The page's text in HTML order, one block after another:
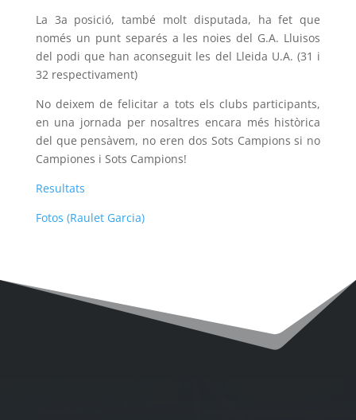
La 3a posició, també molt disputada, ha fet que
només un punt separés a les noies del G.A. Lluisos
del podi que han aconseguit les del Lleida U.A. (31 i
32 respectivament)
No deixem de felicitar a tots els clubs participants,
en una jornada per nosaltres encara més històrica
del que pensàvem, no eren dos Sots Campions si no
Campiones i Sots Campions!
Resultats
Fotos (Raulet Garcia)